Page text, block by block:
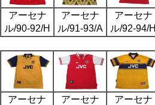
アーセナ
ル/90-92/H
アーセナ
ル/91-93/A
アーセナ
ル/92-94/H
アーセナ
アーセナ
アーセナ